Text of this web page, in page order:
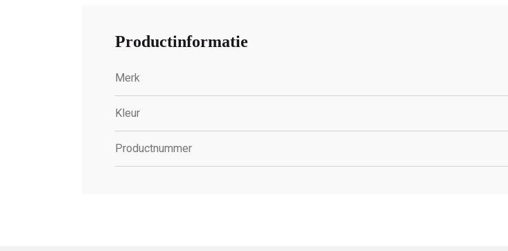
Productinformatie
Merk
Kleur
Productnummer